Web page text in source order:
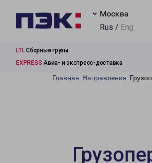
Москва
Rus / Eng
LTLСборные грузы
EXPRESS Авиа- и экспресс-доставка
Главная Направления